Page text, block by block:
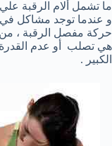
ما تشمل ألام الرقبة
و عندما توجد مشاكل
حركة مفصل الرقبة ، من
هي تصلب أو عدم القدرة
الكبير .